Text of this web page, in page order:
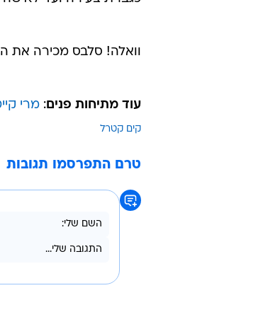
וואלה! סלבס מכירה את
עוד מתיחות פנים: מרי
קים קטרל
טרם התפרסמו תגובות